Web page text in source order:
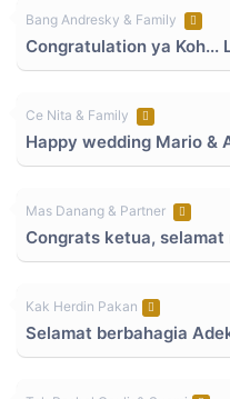
Bang Andresky & Family
Congratulation ya Koh...
Ce Nita & Family
Happy wedding Mario &
Mas Danang & Partner
Congrats ketua, selamat
Kak Herdin Pakan
Selamat berbahagia